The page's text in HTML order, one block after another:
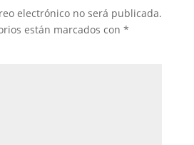
electrónico no será publicada.
están marcados con *